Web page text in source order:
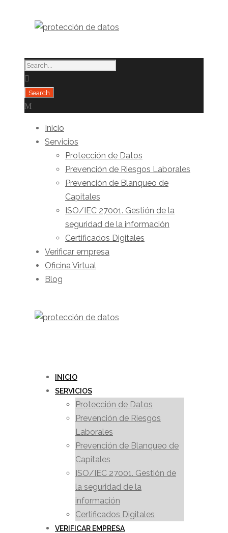
Inicio
Servicios
Protección de Datos
Prevención de Riesgos Laborales
Prevención de Blanqueo de
Capitales
ISO/IEC 27001. Gestión de la
seguridad de la información
Certificados Digitales
Verificar empresa
Oficina Virtual
Blog
INICIO
SERVICIOS
Protección de Datos
Prevención de Riesgos
Laborales
Prevención de Blanqueo de
Capitales
ISO/IEC 27001. Gestión de
la seguridad de la
información
Certificados Digitales
VERIFICAR EMPRESA